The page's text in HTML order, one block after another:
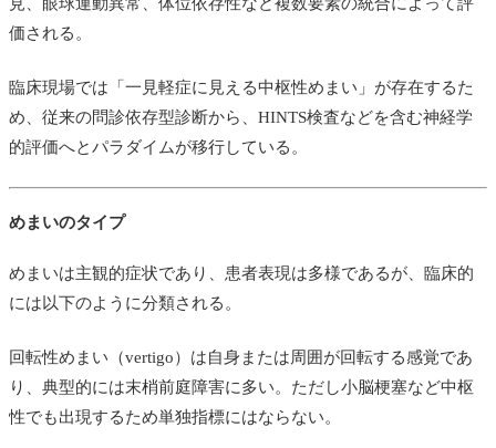
価される。
臨床現場では「一見軽症に見える中枢性めまい」が存在するた
め、従来の問診依存型診断から、HINTS検査などを含む神経学
的評価へとパラダイムが移行している。
めまいのタイプ
めまいは主観的症状であり、患者表現は多様であるが、臨床的
には以下のように分類される。
回転性めまい（vertigo）は自身または周囲が回転する感覚であ
り、典型的には末梢前庭障害に多い。ただし小脳梗塞など中枢
性でも出現するため単独指標にはならない。